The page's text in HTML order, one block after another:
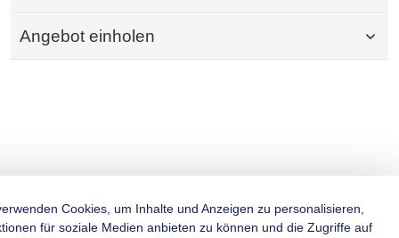
Angebot einholen
Cookies, um Inhalte und Anzeigen zu personalisieren,
für soziale Medien anbieten zu können und die Zugriffe auf